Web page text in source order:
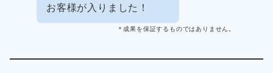
お客様が入りました！
＊成果を保証するものではありません。